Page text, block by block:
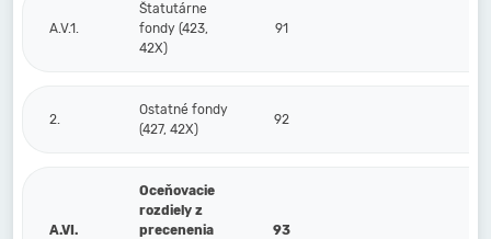
A.V.1.
Štatutárne
fondy (423,
42X)
91
2.
Ostatné fondy
(427, 42X)
92
A.VI.
Oceňovacie
rozdiely z
precenenia
93